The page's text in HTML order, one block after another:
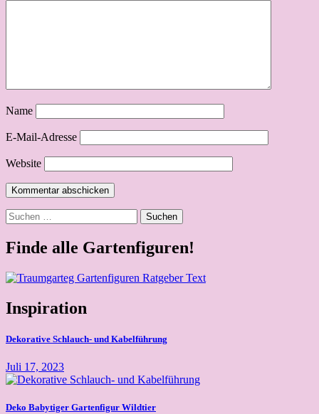
Name
E-Mail-Adresse
Website
Suchen
nach:
Finde alle Gartenfiguren!
Inspiration
Dekorative Schlauch- und Kabelführung
Juli 17, 2023
Deko Babytiger Gartenfigur Wildtier